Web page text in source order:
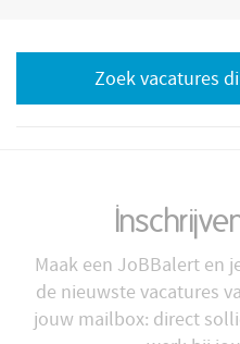
Zoek vacatures
Maak een JoBBalert en
de nieuwste vacatures
jouw mailbox: direct